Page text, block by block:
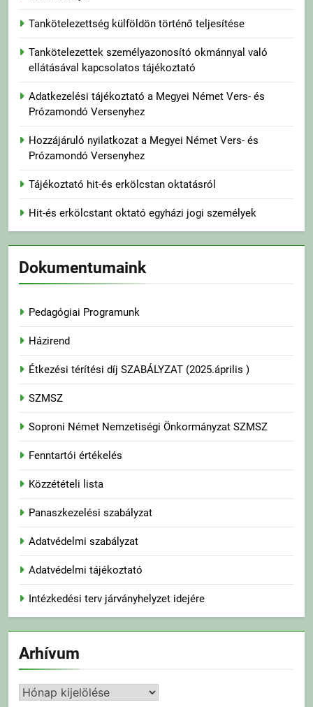
Tankötelezettség külföldön történő teljesítése
Tankötelezettek személyazonosító okmánnyal való
ellátásával kapcsolatos tájékoztató
Adatkezelési tájékoztató a Megyei Német Vers- és
Prózamondó Versenyhez
Hozzájáruló nyilatkozat a Megyei Német Vers- és
Prózamondó Versenyhez
Tájékoztató hit-és erkölcstan oktatásról
Hit-és erkölcstant oktató egyházi jogi személyek
Dokumentumaink
Pedagógiai Programunk
Házirend
Étkezési térítési díj SZABÁLYZAT (2025.április )
SZMSZ
Soproni Német Nemzetiségi Önkormányzat SZMSZ
Fenntartói értékelés
Közzétételi lista
Panaszkezelési szabályzat
Adatvédelmi szabályzat
Adatvédelmi tájékoztató
Intézkedési terv járványhelyzet idejére
Arhívum
Arhívum